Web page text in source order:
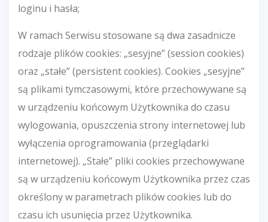
loginu i hasła;
W ramach Serwisu stosowane są dwa zasadnicze
rodzaje plików cookies: „sesyjne” (session cookies)
oraz „stałe” (persistent cookies). Cookies „sesyjne”
są plikami tymczasowymi, które przechowywane są
w urządzeniu końcowym Użytkownika do czasu
wylogowania, opuszczenia strony internetowej lub
wyłączenia oprogramowania (przeglądarki
internetowej). „Stałe” pliki cookies przechowywane
są w urządzeniu końcowym Użytkownika przez czas
określony w parametrach plików cookies lub do
czasu ich usunięcia przez Użytkownika.